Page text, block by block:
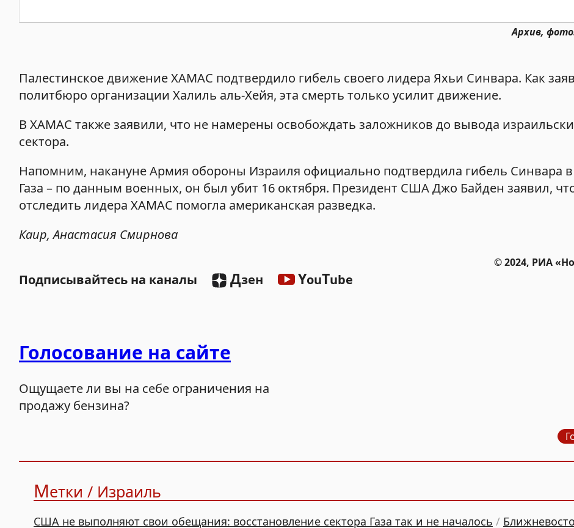
Архив,
Палестинское движение ХАМАС подтвердило гибель своего лидера Яхьи Синвара. Как
политбюро организации Халиль аль-Хейя, эта смерть только усилит движение.
В ХАМАС также заявили, что не намерены освобождать заложников до вывода
сектора.
Напомним, накануне Армия обороны Израиля официально подтвердила гибель Синвара в
Газа – по данным военных, он был убит 16 октября. Президент США Джо Байден заявил,
отследить лидера ХАМАС помогла американская разведка.
Каир, Анастасия Смирнова
© 2024, РИА
Подписывайтесь на каналы Дзен YouTube
Голосование на сайте
Ощущаете ли вы на себе ограничения на
продажу бензина?
Метки / Израиль
США не выполняют свои обещания: восстановление сектора Газа так и не началось /